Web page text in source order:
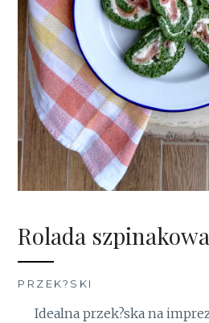
Rolada
PRZEK?SKI
Idealna przek?ska na